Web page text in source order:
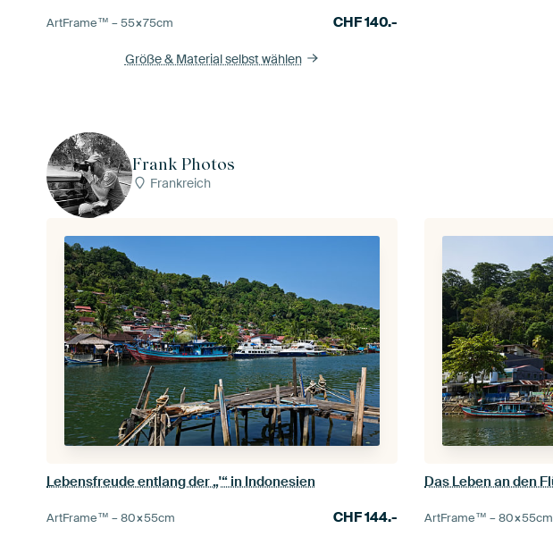
ArtFrame™ –55×75cm CHF140.-
Größe & Material selbst wählen
Frank Photos
Frankreich
Lebensfreude entlang der „'“ in Indonesien
ArtFrame™ –80×55cm CHF144.- ArtFrame™ –80×55cm